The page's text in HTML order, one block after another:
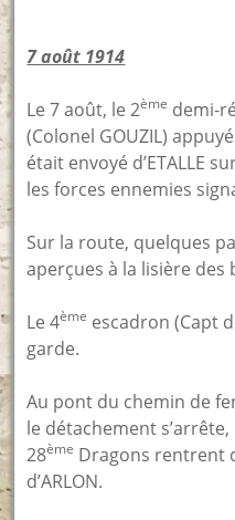
7 août 1914
Le 7 août, le 2ème demi-
(Colonel GOUZIL)
était envoyé d’ETALLE
les forces ennemies
Sur la route, quelques
aperçues à la lisière des
Le 4ème escadron (Capt
garde.
Au pont du chemin de fer
le détachement
28ème Dragons rentrent
d’ARLON.